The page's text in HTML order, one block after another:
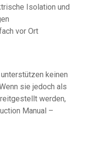
Isolation und
vor Ort
keinen
sie jedoch als
werden,
Manual –